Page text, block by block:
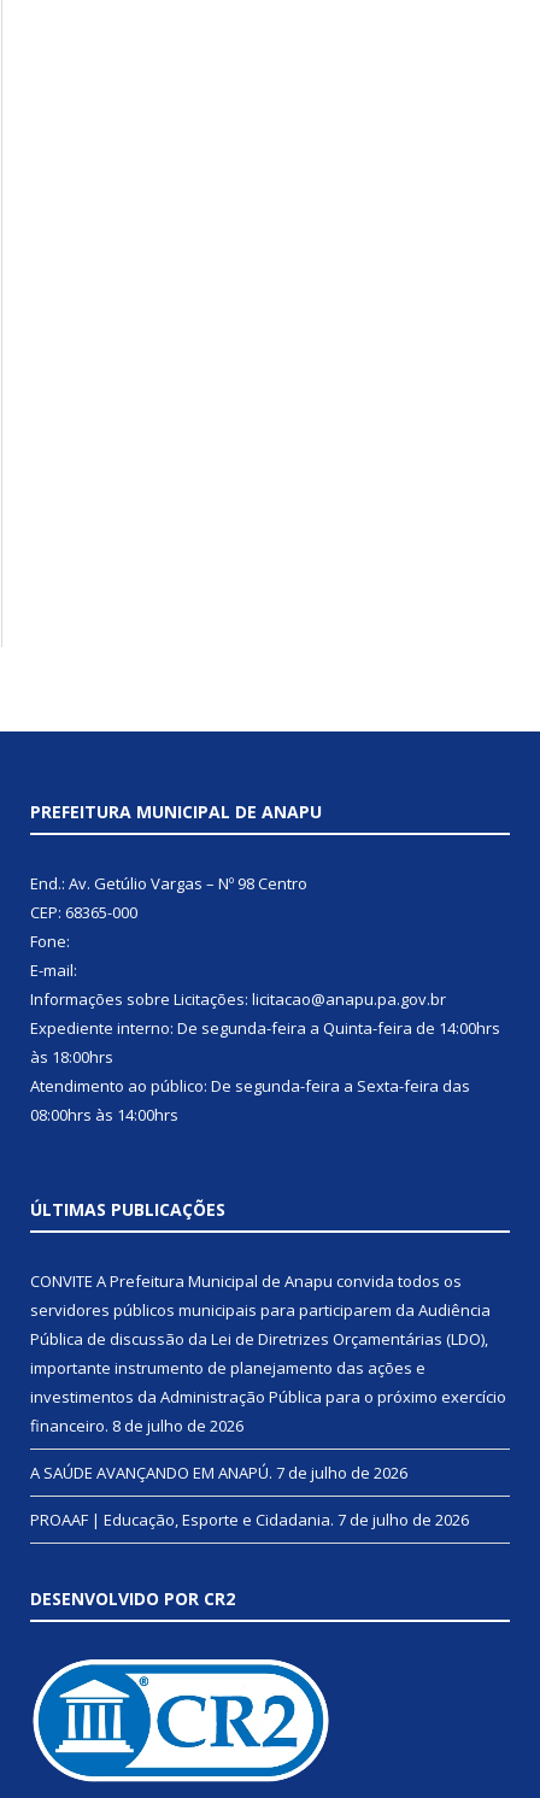
PREFEITURA MUNICIPAL DE ANAPU
End.: Av. Getúlio Vargas – Nº 98 Centro
CEP: 68365-000
Fone:
E-mail:
Informações sobre Licitações: licitacao@anapu.pa.gov.br
Expediente interno: De segunda-feira a Quinta-feira de 14:00hrs
às 18:00hrs
Atendimento ao público: De segunda-feira a Sexta-feira das
08:00hrs às 14:00hrs
ÚLTIMAS PUBLICAÇÕES
CONVITE A Prefeitura Municipal de Anapu convida todos os
servidores públicos municipais para participarem da Audiência
Pública de discussão da Lei de Diretrizes Orçamentárias (LDO),
importante instrumento de planejamento das ações e
investimentos da Administração Pública para o próximo exercício
financeiro. 8 de julho de 2026
A SAÚDE AVANÇANDO EM ANAPÚ. 7 de julho de 2026
PROAAF | Educação, Esporte e Cidadania. 7 de julho de 2026
DESENVOLVIDO POR CR2